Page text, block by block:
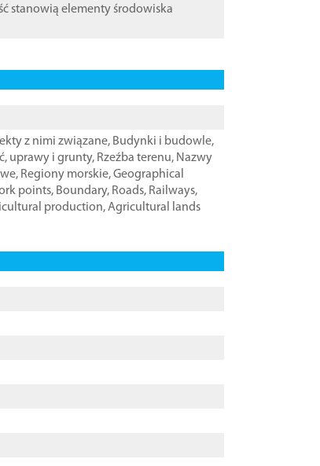
stanowią elementy środowiska
z nimi związane, Budynki i budowle,
uprawy i grunty, Rzeźba terenu, Nazwy
, Regiony morskie,Geographical
points, Boundary, Roads, Railways,
production,Agricultural lands